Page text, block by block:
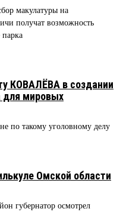
макулатуры на
получат возможность
КОВАЛЁВА в создании
для мировых
по такому уголовному делу
Омской области
губернатор осмотрел